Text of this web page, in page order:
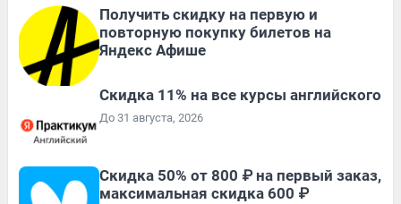
Получить скидку на первую и
повторную покупку билетов на
Яндекс Афише
Скидка 11% на все курсы английского
До 31 августа, 2026
Скидка 50% от 800 ₽ на первый заказ,
максимальная скидка 600 ₽